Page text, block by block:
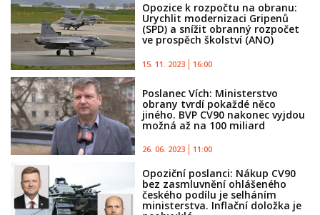
Opozice k rozpočtu na obranu:
Urychlit modernizaci Gripenů
(SPD) a snížit obranný rozpočet
ve prospěch školství (ANO)
15. 11. 2023 16:00
Poslanec Vích: Ministerstvo
obrany tvrdí pokaždé něco
jiného. BVP CV90 nakonec vyjdou
možná až na 100 miliard
26. 06. 2023 11:00
Opoziční poslanci: Nákup CV90
bez zasmluvnění ohlášeného
českého podílu je selháním
ministerstva. Inflační doložka je